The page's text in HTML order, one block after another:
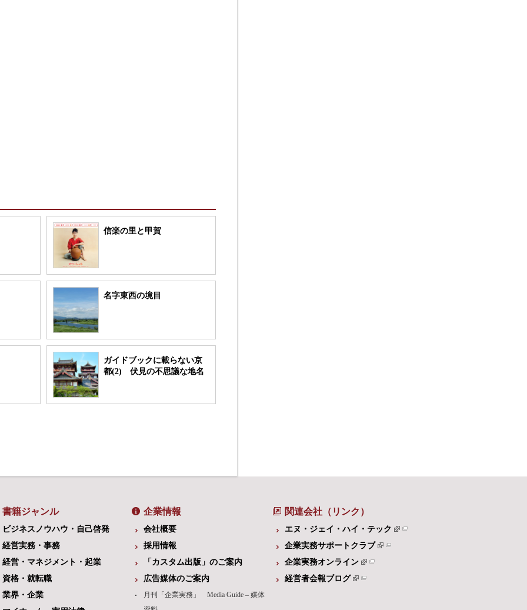
信楽の里と甲賀
名字東西の境目
ガイドブックに載らない京
都(2) 伏見の不思議な地名
書籍ジャンル
ビジネスノウハウ・自己啓発
経営実務・事務
経営・マネジメント・起業
資格・就転職
業界・企業
企業情報
会社概要
採用情報
「カスタム出版」のご案内
広告媒体のご案内
月刊「企業実務」 Media Guide – 媒体
関連会社（リンク）
エヌ・ジェイ・ハイ・テック
企業実務サポートクラブ
企業実務オンライン
経営者会報ブログ